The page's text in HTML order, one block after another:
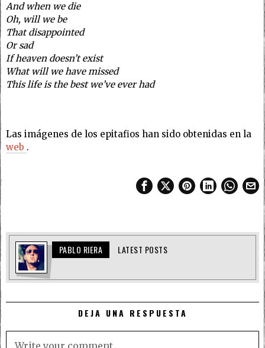
And when we die
Oh, will we be
That disappointed
Or sad
If heaven doesn’t exist
What will we have missed
This life is the best we’ve ever had
Las imágenes de los epitafios han sido obtenidas en la
web .
PABLO RIERA LATEST POSTS
DEJA UNA RESPUESTA